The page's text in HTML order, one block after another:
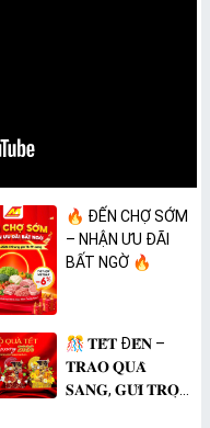
🔥 ĐẾN CHỢ SỚM
– NHẬN ƯU ĐÃI
BẤT NGỜ 🔥
🎊 𝐓𝐄̂́𝐓 Đ𝐄̂́𝐍 –
𝐓𝐑𝐀𝐎 𝐐𝐔𝐀̀
𝐒𝐀𝐍𝐆, 𝐆𝐔̛̉𝐈 𝐓𝐑𝐎̣𝐍